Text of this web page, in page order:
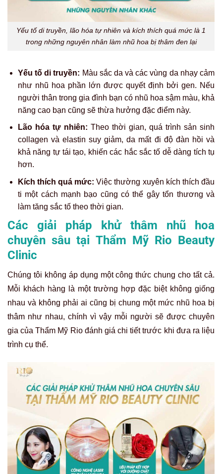
Yếu tố di truyền, lão hóa tự nhiên và kích thích quá mức là 1
trong những nguyên nhân làm nhũ hoa bị thâm đen lại
Yếu tố di truyền: Màu sắc da và các vùng da nhạy cảm
như nhũ hoa phần lớn được quyết định bởi gen. Nếu
người thân trong gia đình bạn có nhũ hoa sậm màu, khả
năng cao bạn cũng sẽ thừa hưởng đặc điểm này.
Lão hóa tự nhiên: Theo thời gian, quá trình sản sinh
collagen và elastin suy giảm, da mất đi độ đàn hồi và
khả năng tự tái tạo, khiến các hắc sắc tố dễ dàng tích tụ
hơn.
Kích thích quá mức: Việc thường xuyên kích thích đầu
ti một cách mạnh bạo cũng có thể gây tổn thương và
làm tăng sắc tố theo thời gian.
Các giải pháp khử thâm nhũ hoa
chuyên sâu tại Thẩm Mỹ Rio Beauty
Clinic
Chúng tôi không áp dụng một công thức chung cho tất cả.
Mỗi khách hàng là một trường hợp đặc biệt không giống
nhau và không phải ai cũng bị chung một mức nhũ hoa bị
thâm như nhau, chính vì vậy mỗi người sẽ được chuyên
gia của Thẩm Mỹ Rio đánh giá chi tiết trước khi đưa ra liệu
trình cụ thể.